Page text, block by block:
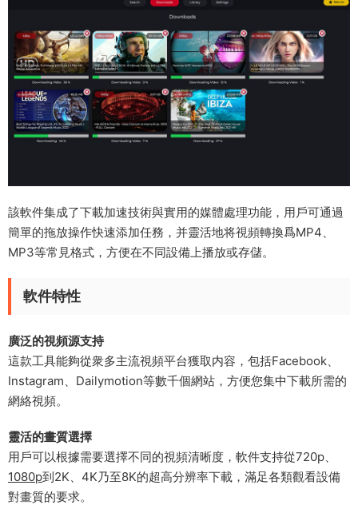
該軟件集成了下載加速技術與實用的媒體處理功能，用戶可通過
簡單的拖放操作快速添加任務，并靈活地将視頻轉換爲MP4、
MP3等常見格式，方便在不同設備上播放或存儲。
軟件特性
廣泛的視頻源支持​
這款工具能夠從衆多主流視頻平台獲取内容，包括Facebook、
Instagram、Dailymotion等數千個網站，方便您集中下載所需的
網絡視頻。
​靈活的畫質選擇​
用戶可以根據需要選擇不同的視頻清晰度，軟件支持從720p、
1080p到2K、4K乃至8K的超高分辨率下載，滿足各類觀看設備
對畫質的要求。